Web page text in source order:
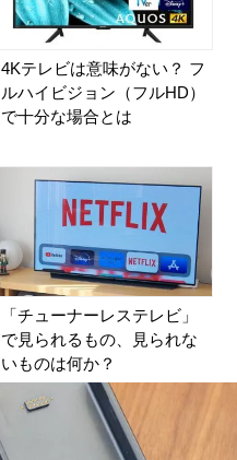
4Kテレビは意味がない？ フ
ルハイビジョン（フルHD）
で十分な場合とは
「チューナーレステレビ」
で見られるもの、見られな
いものは何か？